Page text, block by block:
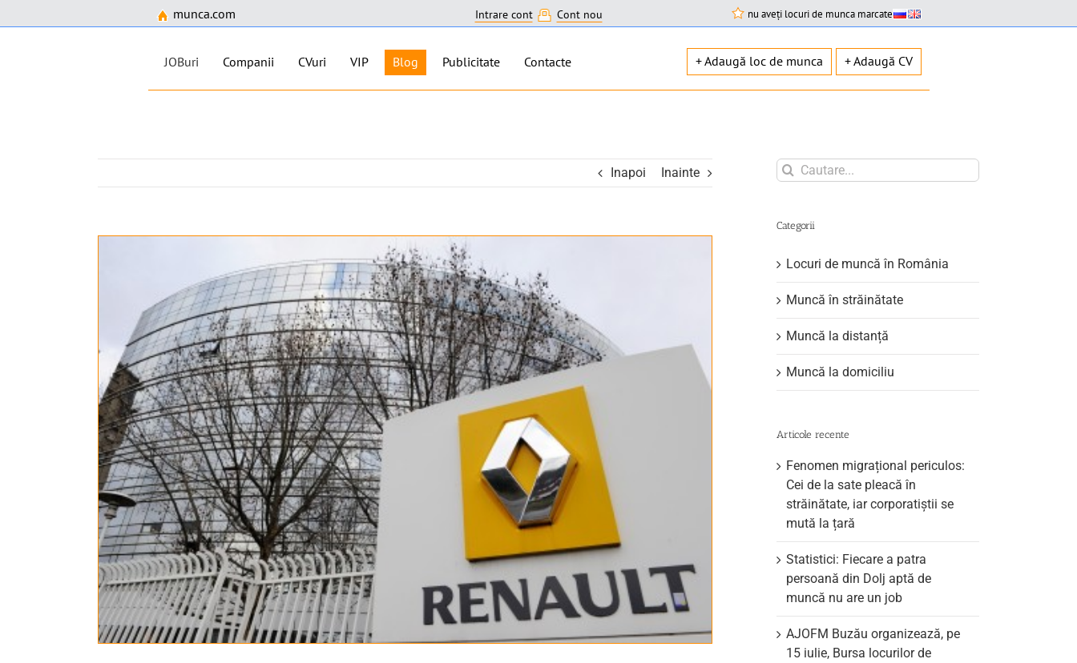
munca.com Intrare cont Cont nou nu aveți locuri de munca marcate
JOBuri Companii CVuri VIP Blog Publicitate Contacte + Adaugă loc de munca + Adaugă CV
Inapoi Inainte
Search
for:
Categorii
Locuri de muncă în România
Muncă în străinătate
Muncă la distanță
Muncă la domiciliu
Articole recente
Fenomen migrațional periculos:
Cei de la sate pleacă în
străinătate, iar corporatiștii se
mută la țară
Statistici: Fiecare a patra
persoană din Dolj aptă de
muncă nu are un job
AJOFM Buzău organizează, pe
15 iulie, Bursa locurilor de